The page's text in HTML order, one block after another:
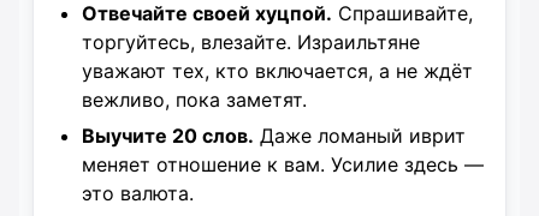
Отвечайте своей хуцпой. Спрашивайте,
торгуйтесь, влезайте. Израильтяне
уважают тех, кто включается, а не ждёт
вежливо, пока заметят.
Выучите 20 слов. Даже ломаный иврит
меняет отношение к вам. Усилие здесь —
это валюта.